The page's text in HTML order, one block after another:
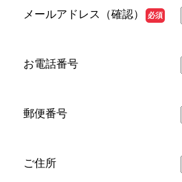
メールアドレス（確認） 必須
お電話番号
郵便番号
ご住所